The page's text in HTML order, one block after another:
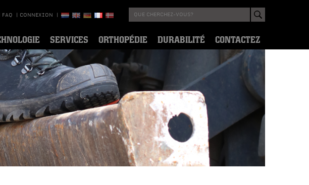
FAQ | CONNEXION |
SERVICES ORTHOPÉDIE DURABILITÉ CONTACTEZ